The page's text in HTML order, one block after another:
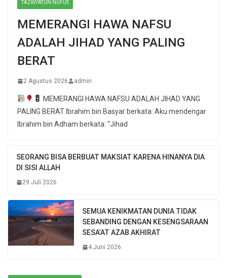
TAZKIYATUN NUFUS
MEMERANGI HAWA NAFSU
ADALAH JIHAD YANG PALING
BERAT
2 Agustus 2026 admin
MEMERANGI HAWA NAFSU ADALAH JIHAD YANG
PALING BERAT Ibrahim bin Basyar berkata: Aku mendengar
Ibrahim bin Adham berkata: “Jihad
SEORANG BISA BERBUAT MAKSIAT KARENA HINANYA DIA
DI SISI ALLAH
29 Juli 2026
SEMUA KENIKMATAN DUNIA TIDAK
SEBANDING DENGAN KESENGSARAAN
SESA’AT AZAB AKHIRAT
4 Juni 2026